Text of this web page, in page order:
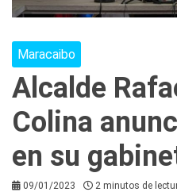
Maracaibo
Alcalde
Colina
en su
09/01/2023 2 minutos de